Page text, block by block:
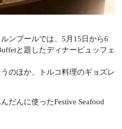
ンプールでは、5月15日から6
と題したディナービュッフェ
のほか、トルコ料理のギョズレ
だんに使ったFestive Seafood